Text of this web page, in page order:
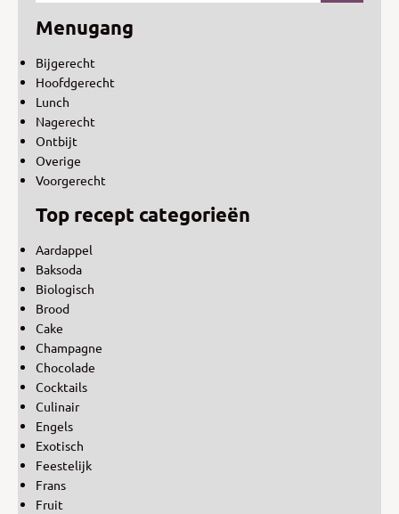
Menugang
Bijgerecht
Hoofdgerecht
Lunch
Nagerecht
Ontbijt
Overige
Voorgerecht
Top recept categorieën
Aardappel
Baksoda
Biologisch
Brood
Cake
Champagne
Chocolade
Cocktails
Culinair
Engels
Exotisch
Feestelijk
Frans
Fruit